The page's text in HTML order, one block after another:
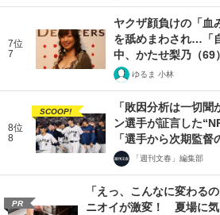
7位
7
ヤクザ顔負けの「血
を舐めまわされ…「
中、かたせ梨乃（69
ゆるま 小林
8位
8
SCOOP!
「敗因分析は一切
ン選手が証言した
「選手から次期監督
「週刊文春」編集部
PR
「えっ、こんなに変わる
ニオイが激変！ 夏場に気